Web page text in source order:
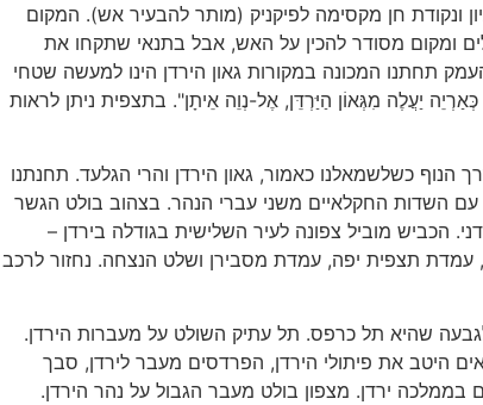
ונקודת חן מקסימה לפיקניק (מותר להבעיר אש). המקום
ומקום מסודר להכין על האש, אבל בתנאי שתקחו את
תחתנו המכונה במקורות גאון הירדן הינו למעשה שטחי
יַעֲלֶה מִגְּאוֹן הַיַּרְדֵּן, אֶל-נְוֵה אֵיתָן". בתצפית ניתן לראות
כשלשמאלנו כאמור, גאון הירדן והרי הגלעד. תחנתנו
השדות החקלאיים משני עברי הנהר. בצהוב בולט הגשר
הכביש מוביל צפונה לעיר השלישית בגודלה בירדן –
עמדת תצפית יפה, עמדת מסבירן ושלט הנצחה. נחזור לרכב
שהיא תל כרפס. תל עתיק השולט על מעברות הירדן.
היטב את פיתולי הירדן, הפרדסים מעבר לירדן, סבך
בממלכה ירדן. מצפון בולט מעבר הגבול על נהר הירדן.